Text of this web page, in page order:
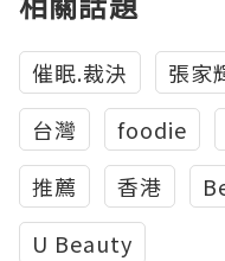
催眠.裁決 張家
台灣
foodie
推薦
香港
U Beauty